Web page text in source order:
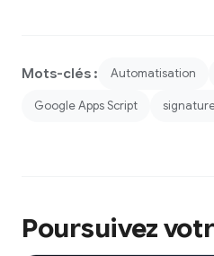
Mots-clés : Automatisation
Google Apps Script
Poursuivez